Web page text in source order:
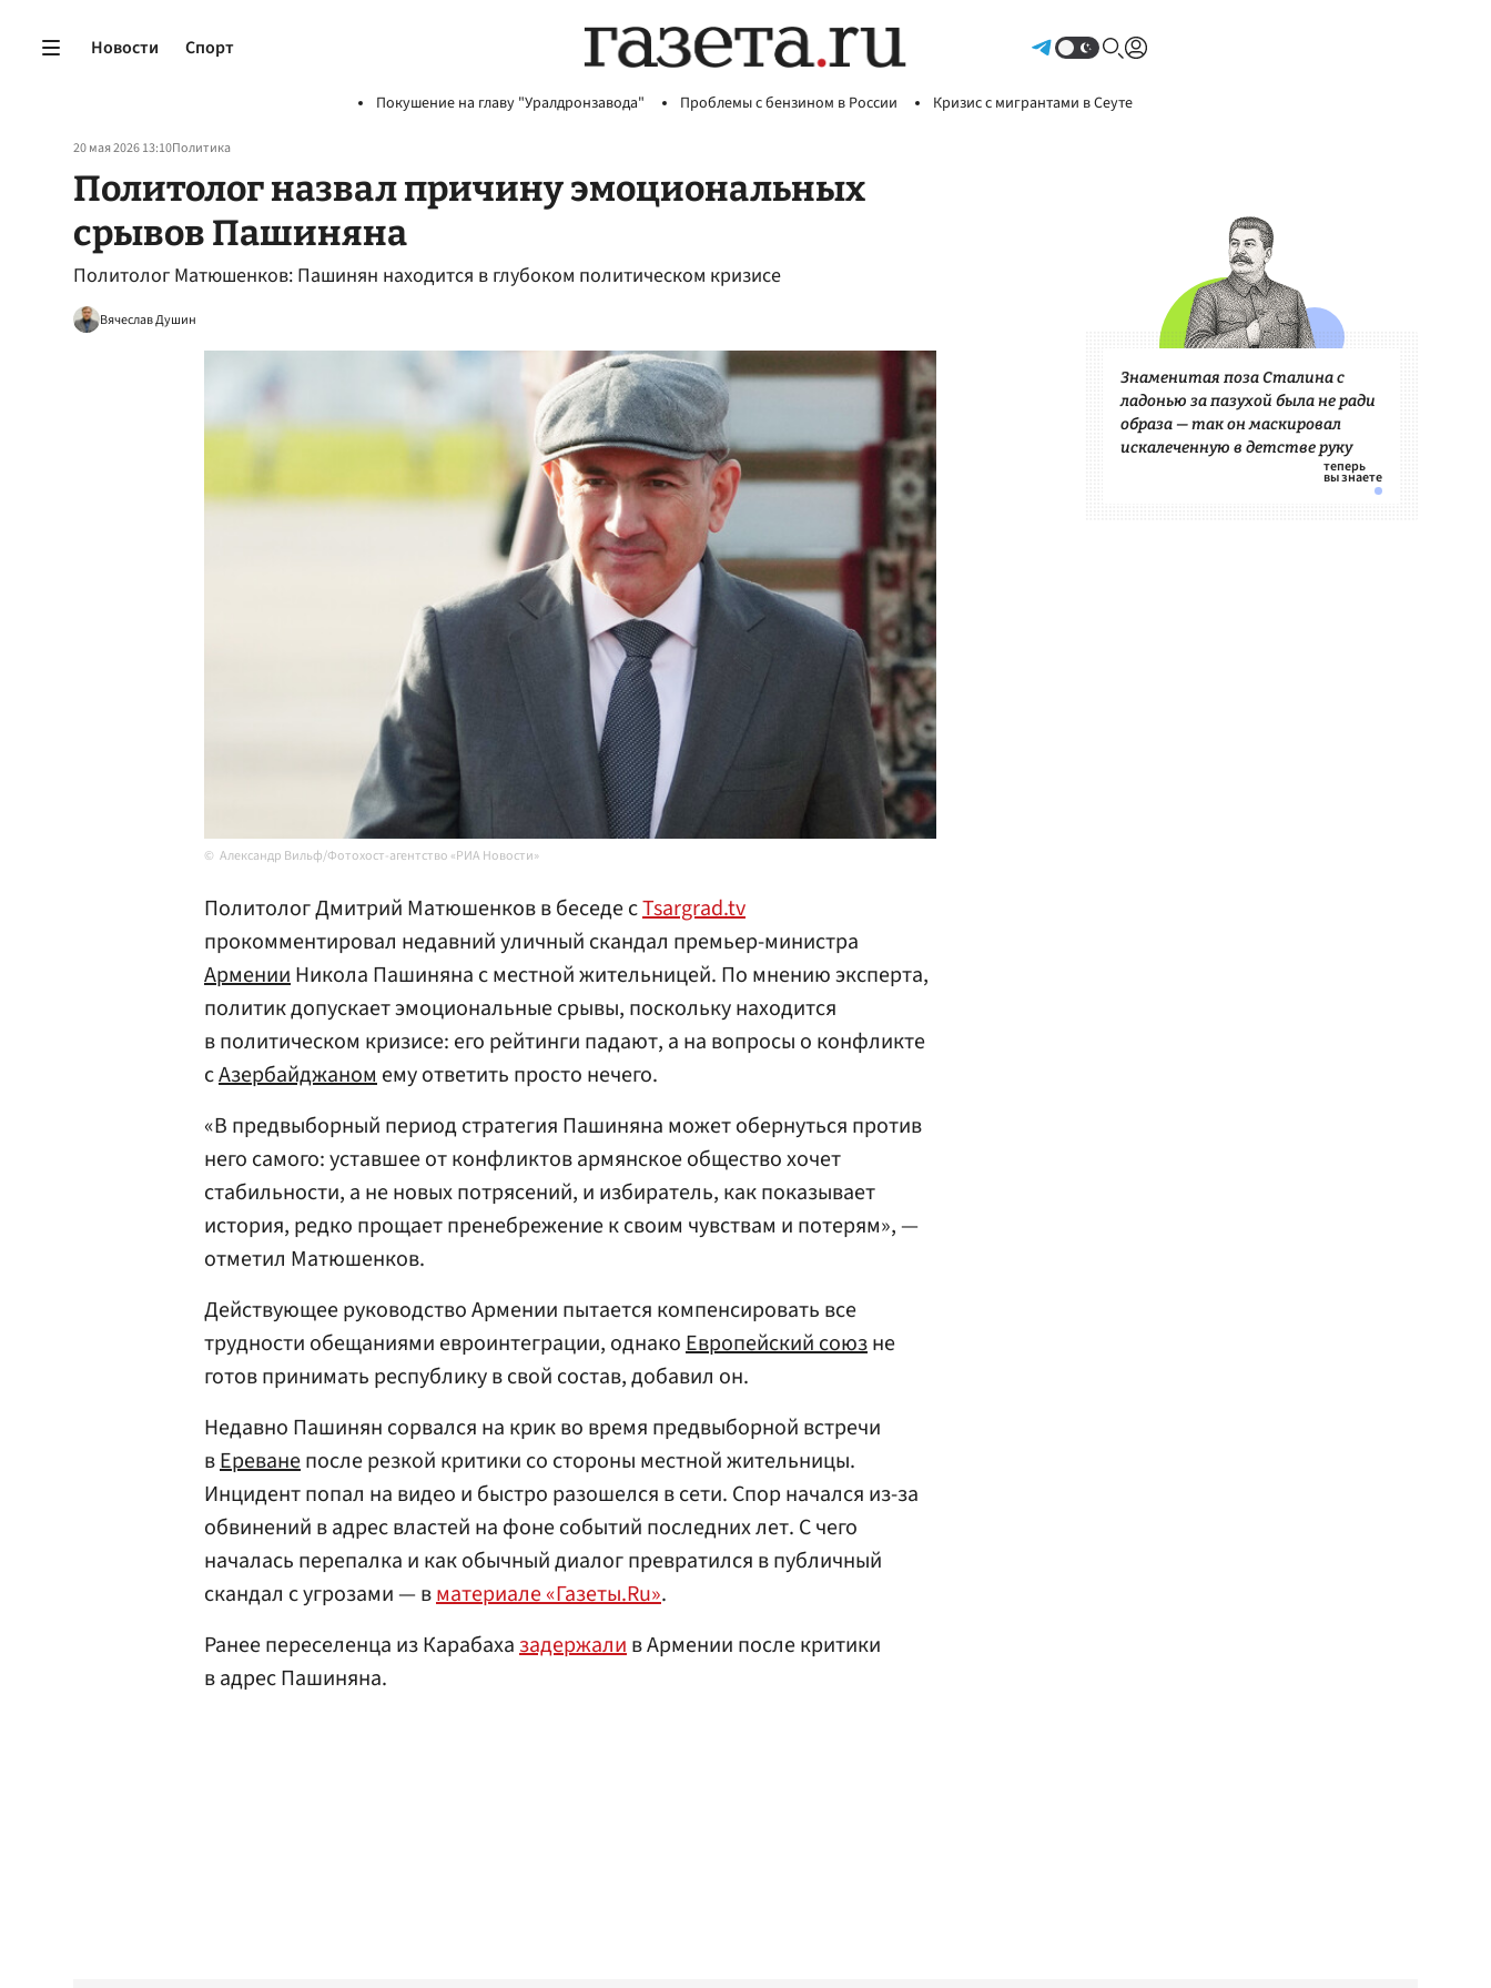
Новости Спорт
Покушение на главу "Уралдронзавода" Проблемы с бензином в России Кризис с мигрантами в Сеуте
20 мая 2026 13:10Политика
Политолог назвал причину эмоциональных
срывов Пашиняна
Политолог Матюшенков: Пашинян находится в глубоком политическом кризисе
Вячеслав Душин
Александр Вильф/Фотохост-агентство «РИА Новости»
Политолог Дмитрий Матюшенков в беседе сTsargrad.tv
прокомментировал недавний уличный скандал премьер-министра
АрменииНикола Пашиняна с местной жительницей. По мнению эксперта,
политик допускает эмоциональные срывы, поскольку находится
в политическом кризисе: его рейтинги падают, а на вопросы о конфликте
сАзербайджаномему ответить просто нечего.
«В предвыборный период стратегия Пашиняна может обернуться против
него самого: уставшее от конфликтов армянское общество хочет
стабильности, а не новых потрясений, и избиратель, как показывает
история, редко прощает пренебрежение к своим чувствам и потерям», —
отметил Матюшенков.
Действующее руководство Армении пытается компенсировать все
трудности обещаниями евроинтеграции, однакоЕвропейский союзне
готов принимать республику в свой состав, добавил он.
Недавно Пашинян сорвался на крик во время предвыборной встречи
вЕреванепосле резкой критики со стороны местной жительницы.
Инцидент попал на видео и быстро разошелся в сети. Спор начался из-за
обвинений в адрес властей на фоне событий последних лет. С чего
началась перепалка и как обычный диалог превратился в публичный
скандал с угрозами — вматериале «Газеты.Ru».
Ранее переселенца из Карабахазадержалив Армении после критики
в адрес Пашиняна.
Знаменитая поза Сталина с
ладонью за пазухой была не ради
образа — так он маскировал
искалеченную в детстве руку